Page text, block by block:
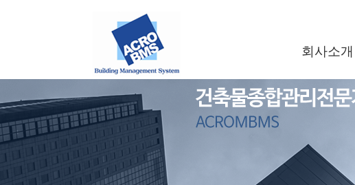
회사소개
인사말
사업소개
찾아오시는길